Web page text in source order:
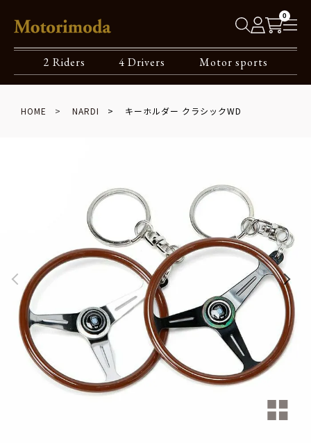
0
2 Riders 4 Drivers Motor sports
HOME NARDI キーホルダー クラシックWD